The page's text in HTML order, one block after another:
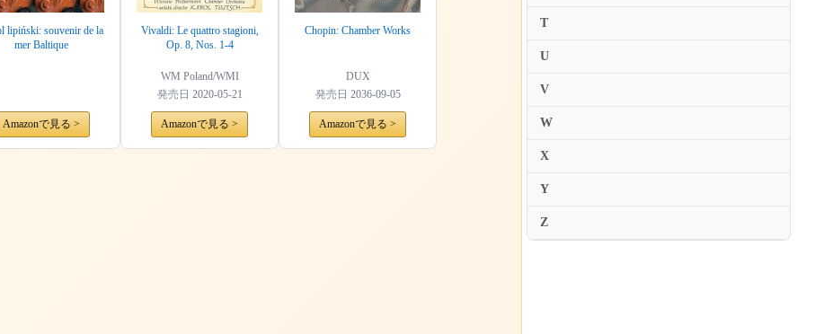
lipiński: souvenir de la
mer Baltique
Amazonで見る >
Vivaldi: Le quattro stagioni,
Op. 8, Nos. 1-4
WM Poland/WMI
発売日 2020-05-21
Amazonで見る >
Chopin: Chamber Works
DUX
発売日 2036-09-05
Amazonで見る > Katarina Andreasson
T
U
V
W
X
Y
Z